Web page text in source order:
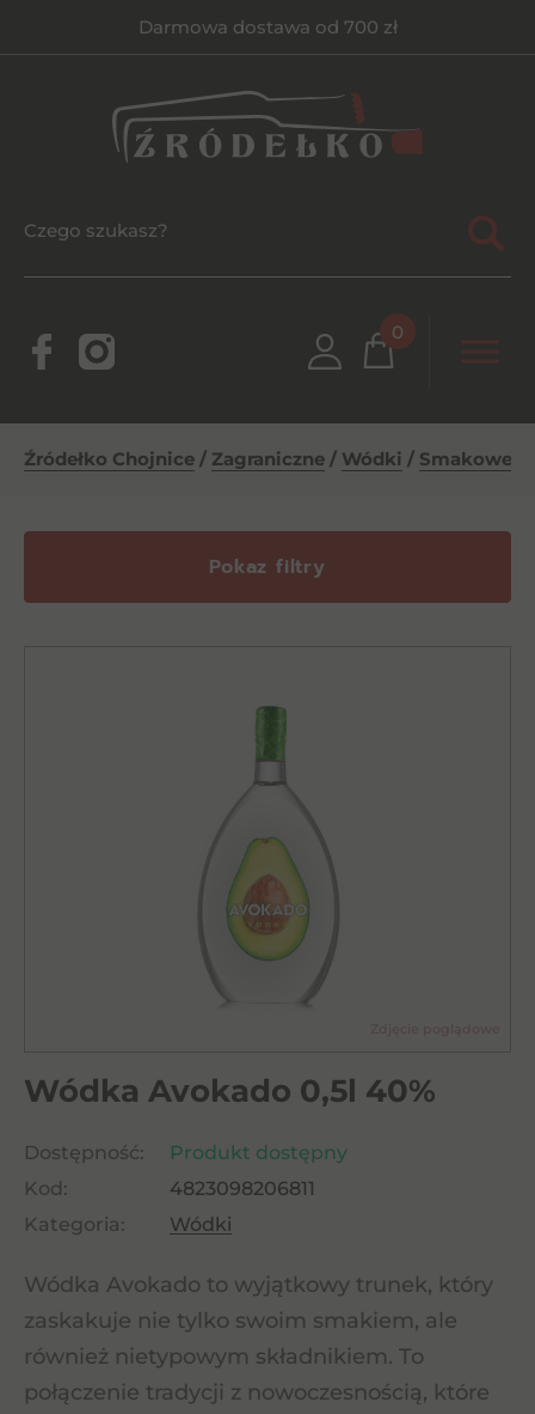
Darmowa dostawa od 700 zł
0
Źródełko Chojnice / Zagraniczne / Wódki / Smakowe
Pokaz filtry
Wódka Avokado 0,5l 40%
Dostępność:
Produkt dostępny
Kod:
4823098206811
Kategoria:
Wódki
Wódka Avokado to wyjątkowy trunek, który
zaskakuje nie tylko swoim smakiem, ale
również nietypowym składnikiem. To
połączenie tradycji z nowoczesnością, które